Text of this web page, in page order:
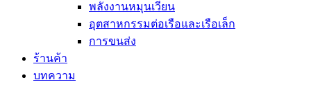
พลังงานหมุนเวียน
อุตสาหกรรมต่อเรือและเรือเล็ก
การขนส่ง
ร้านค้า
บทความ